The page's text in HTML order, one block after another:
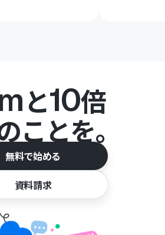
と10倍
ことを。
無料で始める
資料請求